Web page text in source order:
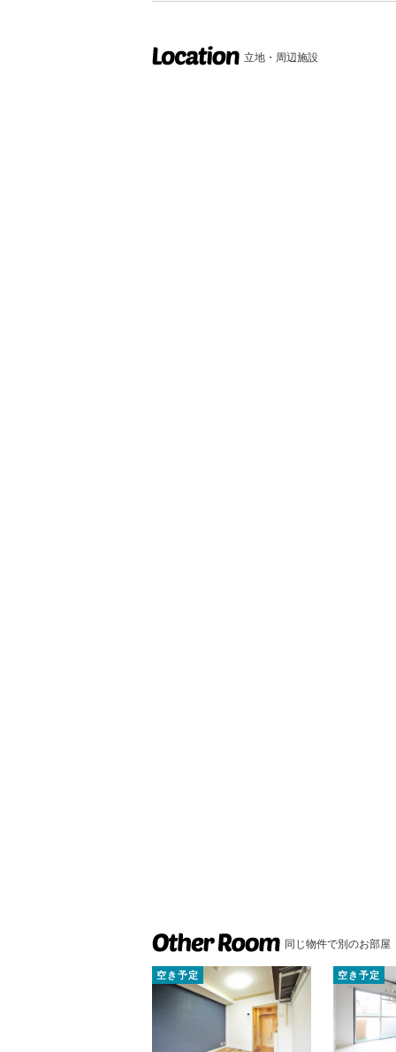
立地・周辺施設
同じ物件で別のお部屋